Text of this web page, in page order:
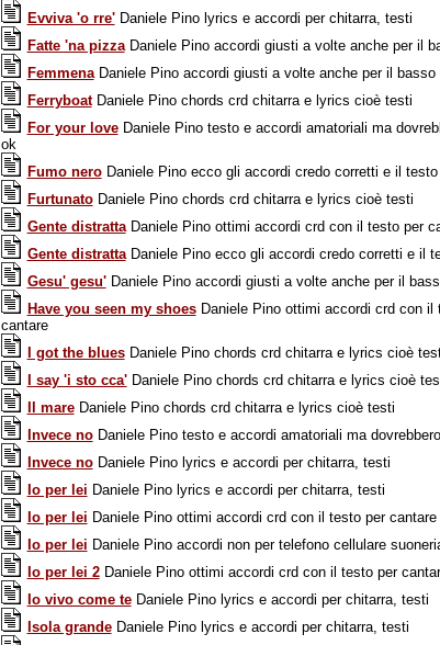
Evviva 'o rre'Daniele Pino lyrics e accordi per chitarra, testi
Fatte 'na pizzaDaniele Pino accordi giusti a volte anche per il
FemmenaDaniele Pino accordi giusti a volte anche per il basso
FerryboatDaniele Pino chords crd chitarra e lyrics cioè testi
For your loveDaniele Pino testo e accordi amatoriali ma
ok
Fumo neroDaniele Pino ecco gli accordi credo corretti e il testo
FurtunatoDaniele Pino chords crd chitarra e lyrics cioè testi
Gente distrattaDaniele Pino ottimi accordi crd con il testo per
Gente distrattaDaniele Pino ecco gli accordi credo corretti e il
Gesu' gesu'Daniele Pino accordi giusti a volte anche per il
Have you seen my shoesDaniele Pino ottimi accordi crd con il
cantare
I got the bluesDaniele Pino chords crd chitarra e lyrics cioè
I say 'i sto cca'Daniele Pino chords crd chitarra e lyrics cioè
Il mareDaniele Pino chords crd chitarra e lyrics cioè testi
Invece noDaniele Pino testo e accordi amatoriali ma
Invece noDaniele Pino lyrics e accordi per chitarra, testi
Io per lei Daniele Pino lyrics e accordi per chitarra, testi
Io per lei Daniele Pino ottimi accordi crd con il testo per cantare
Io per lei Daniele Pino accordi non per telefono cellulare
Io per lei 2Daniele Pino ottimi accordi crd con il testo per
Io vivo come teDaniele Pino lyrics e accordi per chitarra, testi
Isola grandeDaniele Pino lyrics e accordi per chitarra, testi